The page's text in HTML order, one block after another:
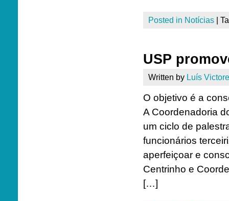
Posted in Notícias
USP
Written by Luís
O objetivo é a
A Coordenadoria
um ciclo de
funcionários
aperfeiçoar e
Centrinho e
[…]